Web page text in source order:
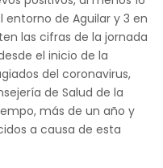
de Aguilar y 3 en
las cifras de la jornada
el inicio de la
del coronavirus,
de Salud de la
más de un año y
a causa de esta